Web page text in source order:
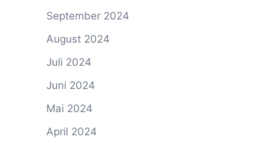
September 2024
August 2024
Juli 2024
Juni 2024
Mai 2024
April 2024